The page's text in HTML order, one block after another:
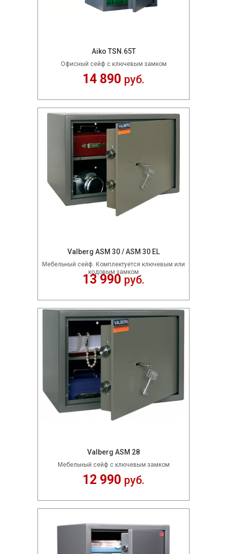
Aiko TSN.65T
Офисный сейф с ключевым замком
14 890 руб.
Valberg ASM 30 / ASM 30 EL
Мебельный сейф. Комплектуется ключевым или
кодовым замком
13 990 руб.
Valberg ASM 28
Мебельный сейф c ключевым замком
12 990 руб.